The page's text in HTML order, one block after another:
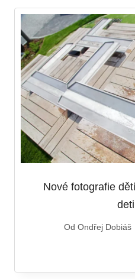
Nové fotografie
Od Ondřej Dobiáš